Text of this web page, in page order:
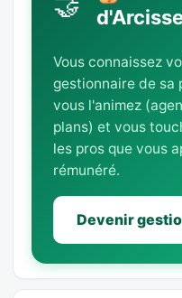
Vous connaissez
gestionnaire de sa
vous l'animez
plans) et vous
les pros que vous
rémunéré.
Devenir